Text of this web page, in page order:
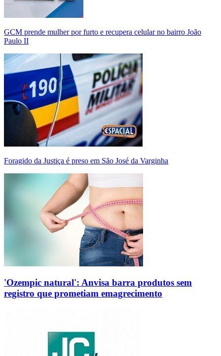
GCM prende mulher por furto e recupera celular no bairro João
Paulo II
Foragido da Justiça é preso em São José da Varginha
'Ozempic natural': Anvisa barra produtos sem
registro que prometiam emagrecimento